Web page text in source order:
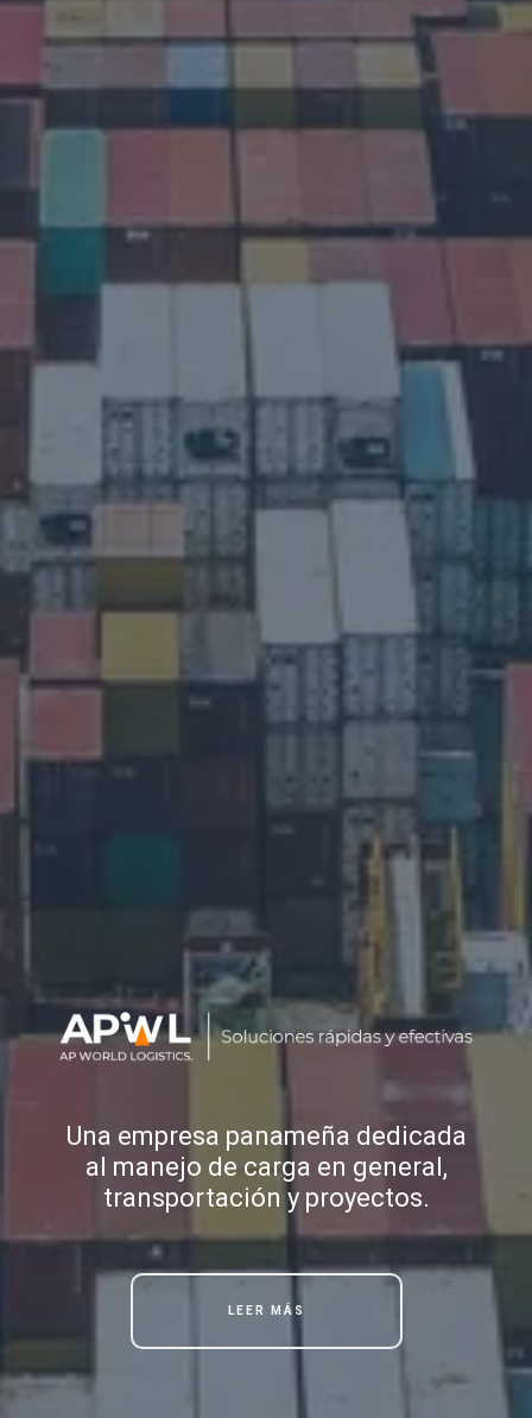
Una empresa panameña dedicada
al manejo de carga en general,
transportación y proyectos.
LEER MÁS